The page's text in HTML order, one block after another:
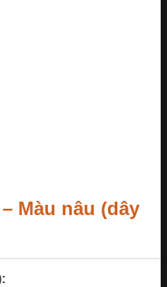
Màu nâu (dây